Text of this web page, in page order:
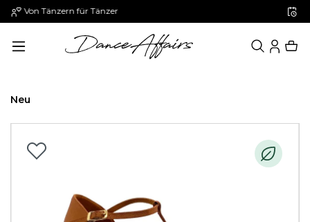
springen Paypal: 30 Tage später zahlen
Neu